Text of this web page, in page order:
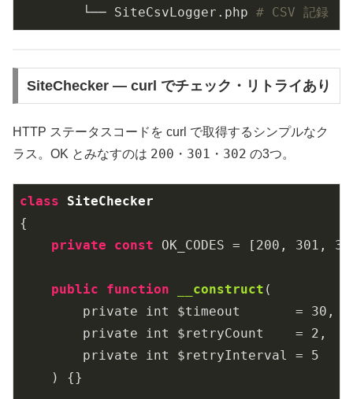
        └── SiteCsvLogger.php
# CSV 記録
SiteChecker — curl でチェック・リトライあり
HTTP ステータスコードを curl で取得するシンプルなク
ラス。OK とみなすのは 200 ・ 301 ・ 302 の3つ。
class
SiteChecker
{
private
const OK_CODES = [ 200 , 301 ,
public function __construct (
        private int $timeout       =
30 ,
        private int $retryCount    =
2 ,
        private int $retryInterval =
5
    )
{}